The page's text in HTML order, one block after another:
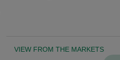
VIEW FROM THE MARKETS